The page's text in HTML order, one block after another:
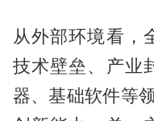
从外部环境看，
技术壁垒、产业
器、基础软件等